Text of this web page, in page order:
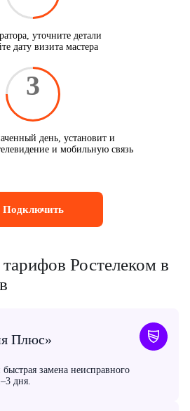
уточните детали
дату визита мастера
3
день, установит и
и мобильную связь
Подключить
Ростелеком в
Плюс»
замена неисправного
дня.